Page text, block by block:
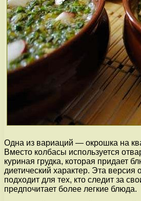
Одна из вариаций — окрошка на
Вместо колбасы используется
куриная грудка, которая придает
диетический характер. Эта версия
подходит для тех, кто следит за
предпочитает более легкие блюда.